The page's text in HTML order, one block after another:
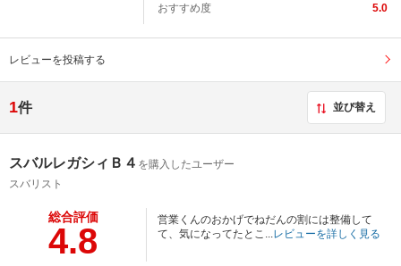
おすすめ度
5.0
レビューを投稿する
1件 並び替え
スバルレガシィＢ４ を購入したユーザー
スバリスト
総合評価
4.8
営業くんのおかげでねだんの割には整備して
て、気になってたとこ...レビューを詳しく見る